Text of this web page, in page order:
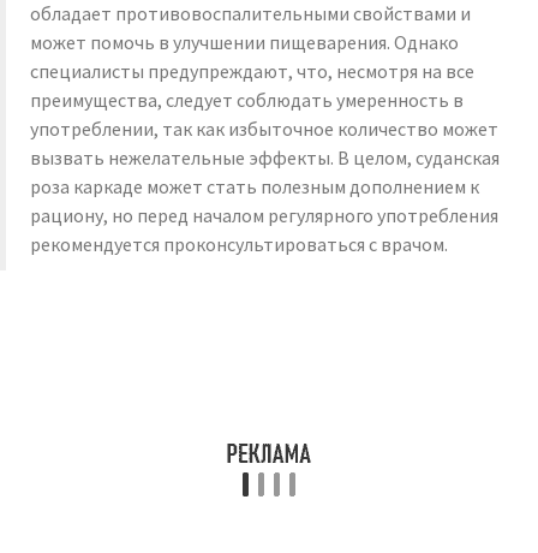
обладает противовоспалительными свойствами и
может помочь в улучшении пищеварения. Однако
специалисты предупреждают, что, несмотря на все
преимущества, следует соблюдать умеренность в
употреблении, так как избыточное количество может
вызвать нежелательные эффекты. В целом, суданская
роза каркаде может стать полезным дополнением к
рациону, но перед началом регулярного употребления
рекомендуется проконсультироваться с врачом.